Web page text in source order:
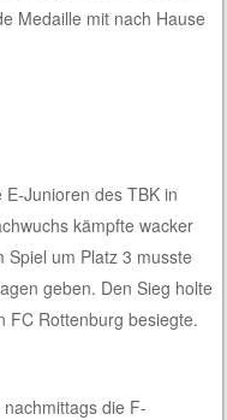
Medaille mit nach Hause
Junioren des TBK in
kämpfte wacker
Spiel um Platz 3 musste
geben. Den Sieg holte
FC Rottenburg besiegte.
die F-